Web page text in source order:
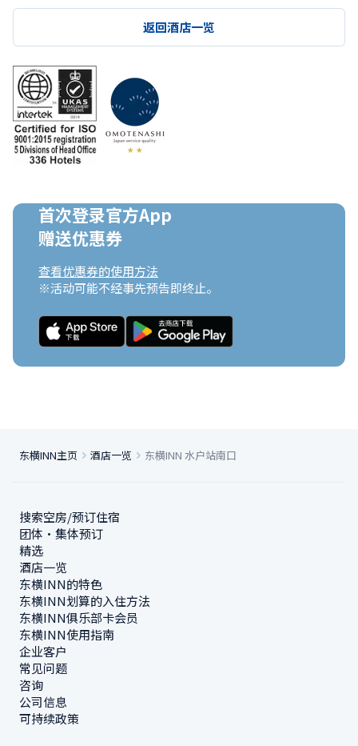
返回酒店一览
首次登录官方App
赠送优惠券
查看优惠券的使用方法
※活动可能不经事先预告即终止。
东横INN主页 酒店一览 东横INN 水户站南口
搜索空房/预订住宿
团体・集体预订
精选
酒店一览
东横INN的特色
东横INN划算的入住方法
东横INN俱乐部卡会员
东横INN使用指南
企业客户
常见问题
咨询
公司信息
可持续政策